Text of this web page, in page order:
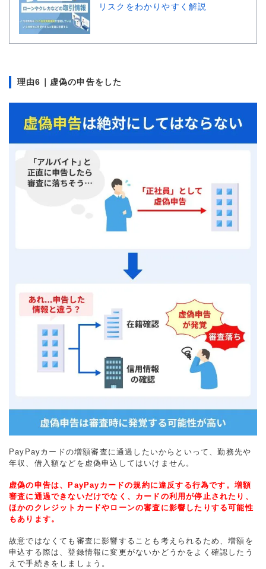
リスクをわかりやすく解説
理由6｜虚偽の申告をした
PayPayカードの増額審査に通過したいからといって、勤務先や
年収、借入額などを虚偽申込してはいけません。
虚偽の申告は、PayPayカードの規約に違反する行為です。増額
審査に通過できないだけでなく、カードの利用が停止されたり、
ほかのクレジットカードやローンの審査に影響したりする可能性
もあります。
故意ではなくても審査に影響することも考えられるため、増額を
申込する際は、登録情報に変更がないかどうかをよく確認したう
えで手続きをしましょう。